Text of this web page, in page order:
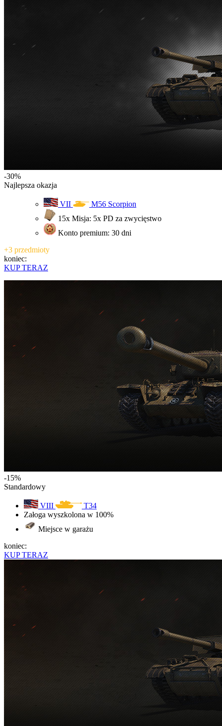
-30%
Najlepsza okazja
VII
M56 Scorpion
15x Misja: 5x PD za zwycięstwo
Konto premium: 30 dni
+3 przedmioty
koniec:
KUP TERAZ
-15%
Standardowy
VIII
T34
Załoga wyszkolona w 100%
Miejsce w garażu
koniec:
KUP TERAZ